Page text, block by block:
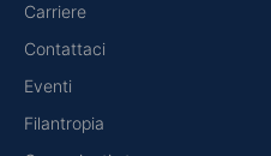
Carriere
Contattaci
Eventi
Filantropia